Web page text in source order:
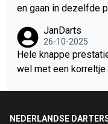
en gaan in dezelfde
JanDarts
26-10-2025
Hele knappe
wel met een
op een dag moet
NEDERLANDSE